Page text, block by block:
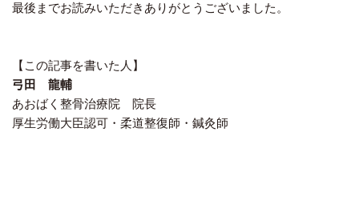
最後までお読みいただきありがとうございました。
【この記事を書いた人】
弓田 龍輔
あおばく整骨治療院 院長
厚生労働大臣認可・柔道整復師・鍼灸師